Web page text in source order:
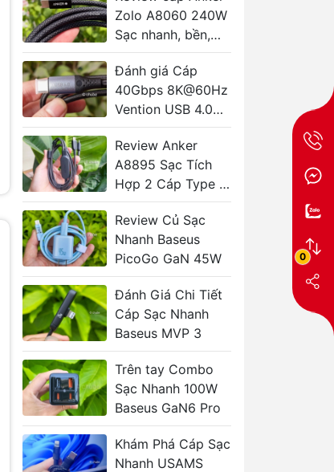
0
Zolo A8060 240W
Sạc nhanh, bền,
giá tốt bất ngờ
Đánh giá Cáp
40Gbps 8K@60Hz
Vention USB 4.0
240W TAVHF
Review Anker
A8895 Sạc Tích
Hợp 2 Cáp Type C
140W Tiện Lợi
Review Củ Sạc
Nhanh Baseus
PicoGo GaN 45W
Đánh Giá Chi Tiết
Cáp Sạc Nhanh
Baseus MVP 3
Trên tay Combo
Sạc Nhanh 100W
Baseus GaN6 Pro
Khám Phá Cáp Sạc
Nhanh USAMS
- 41%
Cáp âm thanh
Vention Cotton
Braided 6.35mm
TS Male to Male
189.000₫ 320.000₫
Dây
cho
6.35mm
to XLR
Bút Trình Chiếu
Thông Minh
VENTION KQP
659.000₫ 1.120.000₫
- 30%